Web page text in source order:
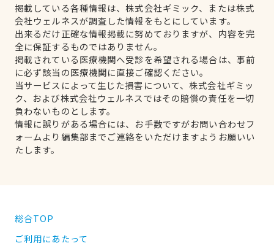
掲載している各種情報は、株式会社ギミック、または株式
会社ウェルネスが調査した情報をもとにしています。
出来るだけ正確な情報掲載に努めておりますが、内容を完
全に保証するものではありません。
掲載されている医療機関へ受診を希望される場合は、事前
に必ず該当の医療機関に直接ご確認ください。
当サービスによって生じた損害について、株式会社ギミッ
ク、および株式会社ウェルネスではその賠償の責任を一切
負わないものとします。
情報に誤りがある場合には、お手数ですがお問い合わせフ
ォームより編集部までご連絡をいただけますようお願いい
たします。
総合TOP
ご利用にあたって